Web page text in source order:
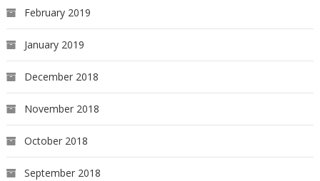
February 2019
January 2019
December 2018
November 2018
October 2018
September 2018